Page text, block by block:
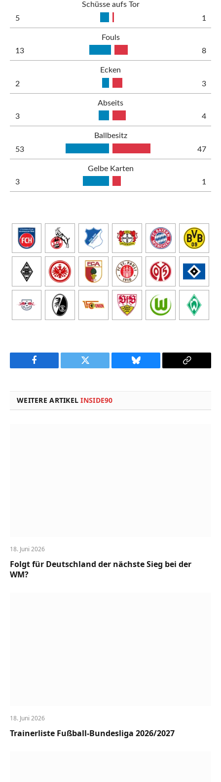
Schüsse aufs Tor
5
1
Fouls
13
8
Ecken
2
3
Abseits
3
4
Ballbesitz
53
47
Gelbe Karten
3
1
Facebook Twitter Bluesky
Copy
WEITERE ARTIKELINSIDE90
18. Juni 2026
Folgt für Deutschland der nächste Sieg bei der
WM?
18. Juni 2026
Trainerliste Fußball-Bundesliga 2026/2027